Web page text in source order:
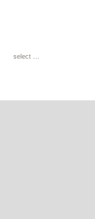
select ...